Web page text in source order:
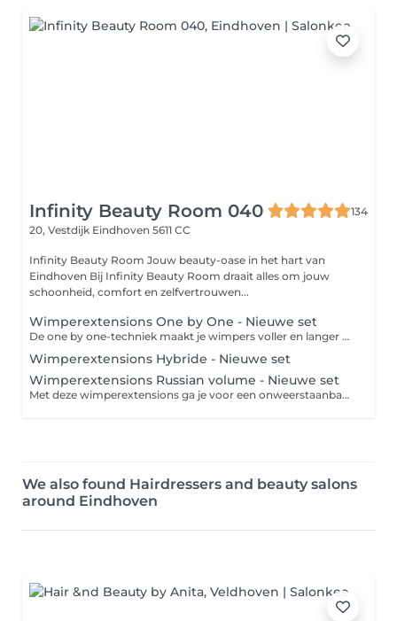
Infinity Beauty Room 040
134
20, Vestdijk Eindhoven 5611 CC
Infinity Beauty Room Jouw beauty-oase in het hart van
Eindhoven Bij Infinity Beauty Room draait alles om jouw
schoonheid, comfort en zelfvertrouwen...
Wimperextensions One by One - Nieuwe set
De one by one-techniek maakt je wimpers voller en langer en zorgt voor een natuurlijk effect. Op iedere wimper wordt één nepwimper aangebracht.
Wimperextensions Hybride - Nieuwe set
Wimperextensions Russian volume - Nieuwe set
Met deze wimperextensions ga je voor een onweerstaanbaar opvallende blik. Op elke wimper worden 2 à 6 nepwimpers geplakt, waardoor je wimpers extreem voller en langer worden.
We also found Hairdressers and beauty salons
around Eindhoven